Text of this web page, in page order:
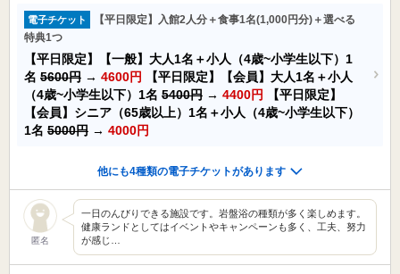
電子チケット
【平日限定】入館2人分＋食事1名(1,000円分)＋選べる
特典1つ
【平日限定】【一般】大人1名＋小人（4歳~小学生以下）1
名 5600円 → 4600円
【平日限定】【会員】大人1名＋小人
（4歳~小学生以下）1名 5400円 → 4400円
【平日限定】
【会員】シニア（65歳以上）1名＋小人（4歳~小学生以下）
1名 5000円 → 4000円
他にも4種類の電子チケットがあります
匿名
一日のんびりできる施設です。岩盤浴の種類が多く楽しめます。
健康ランドとしてはイベントやキャンペーンも多く、工夫、努力
が感じ…